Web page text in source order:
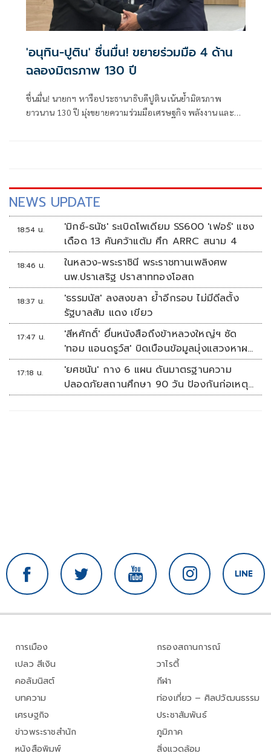
'อนุทิน-ปูติน' ชื่นมื่น! ขยายร่วมมือ 4 ด้าน
ฉลองมิตรภาพ 130 ปี
ชื่นมื่น! นายกฯ หารือประธานาธิบดีปูติน เน้นย้ำมิตรภาพ
ยาวนาน 130 ปี มุ่งขยายความร่วมมือเศรษฐกิจ พลังงาน และ
NEWS UPDATE
18:54 น.
'มิกซ์-ธนัช' ระเบิดโพเดียม SS600 'เฟอร์' แซง
เดือด 13 คันคว้าแต้ม ศึก ARRC สนาม 4
18:46 น.
ในหลวง-พระราชินี พระราชทานเพลิงศพ
นพ.ปราเสริฐ ปราสาททองโอสถ
18:37 น.
'ธรรมนัส' ลงสงขลา ย้ำอีกรอบ ไม่มีดีลตั้ง
รัฐบาลส้ม แดง เขียว
17:47 น.
'สีหศักดิ์' ยื่นหนังสือถึงข้าหลวงใหญ่ฯ ซัด
'ทอม แอนดรูว์ส' บิดเบือนข้อมูลมุ่งแสวงหาผล
ประโยชน์ทางการเมือง
17:18 น.
'ยศชนัน' กาง 6 แผน ดันมาตรฐานความ
ปลอดภัยสถานศึกษา 90 วัน ป้องกันก่อเหตุ
รุนแรง
การเมือง
เปลว สีเงิน
คอลัมนิสต์
บทความ
เศรษฐกิจ
ข่าวพระราชสำนัก
หนังสือพิมพ์
กรองสถานการณ์
วาไรตี้
กีฬา
ท่องเที่ยว – ศิลปวัฒนธรรม
ประชาสัมพันธ์
ภูมิภาค
สิ่งแวดล้อม